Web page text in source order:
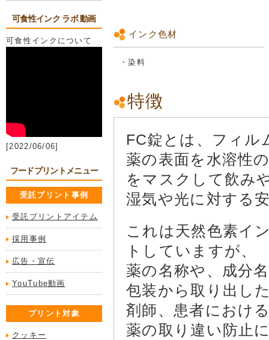
可食性インク ラボ 動画
可食性インクについて
[2022/06/06]
フードプリントメニュー
受託プリント事例
受託プリントアイテム
採用事例
広告・宣伝
YouTube動画
プリント対象
クッキー
インク色材
・染料
特徴
FC錠とは、フィル
薬の表面を水溶性
をマスクして飲み
湿気や光に対する
これは天然色素イ
トしていますが、
薬の名称や、成分
包装から取り出し
剤師、患者におけ
薬の取り違い防止